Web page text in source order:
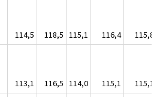
114,5 118,5 115,1 116,4
115,8
113,1 116,5 114,0 115,1
115,1